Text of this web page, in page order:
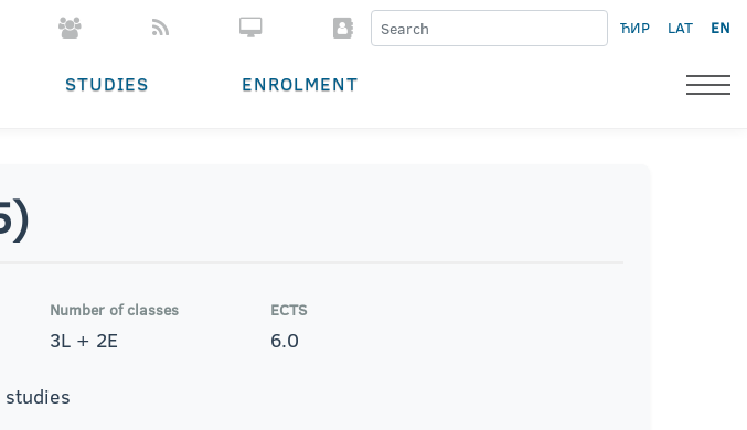
ЋИР LAT EN
STUDIES ENROLMENT
Number of classes
3L + 2E
ECTS
6.0
studies